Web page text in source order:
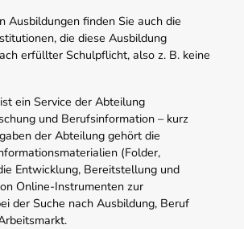
Ausbildungen finden Sie auch die
die diese Ausbildung
erfüllter Schulpflicht, also z. B. keine
ein Service der Abteilung
und Berufsinformation – kurz
der Abteilung gehört die
(Folder,
Entwicklung, Bereitstellung und
Online-Instrumenten zur
der Suche nach Ausbildung, Beruf